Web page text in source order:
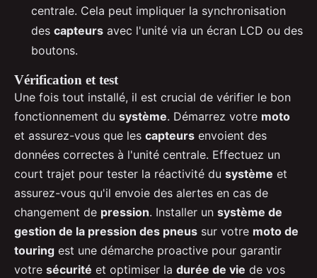
centrale. Cela peut impliquer la synchronisation
des capteurs avec l'unité via un écran LCD ou des
boutons.
Vérification et test
Une fois tout installé, il est crucial de vérifier le bon
fonctionnement du système. Démarrez votre moto
et assurez-vous que les capteurs envoient des
données correctes à l'unité centrale. Effectuez un
court trajet pour tester la réactivité du système et
assurez-vous qu'il envoie des alertes en cas de
changement de pression. Installer un système de
gestion de la pression des pneus sur votre moto de
touring est une démarche proactive pour garantir
votre sécurité et optimiser la durée de vie de vos